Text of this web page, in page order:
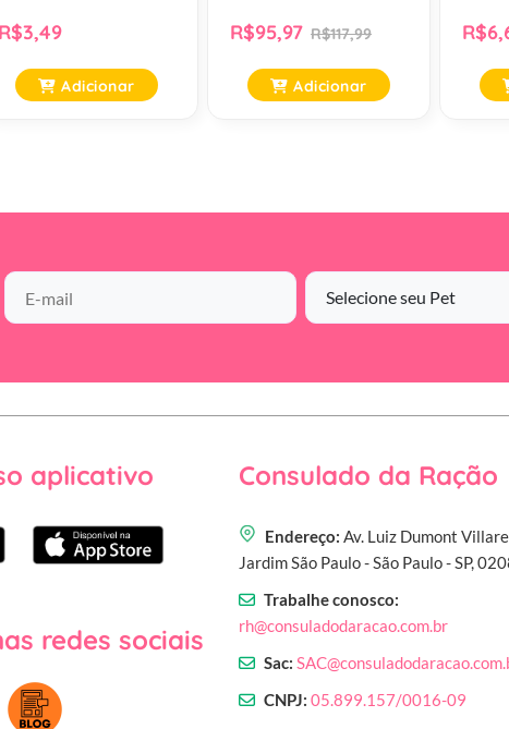
R$3,49
Adicionar
R$95,97 R$117,99
Adicionar
aplicativo
redes sociais
Consulado da Ração
Endereço: Av. Luiz Dumont
Jardim São Paulo - São Paulo - SP,
Trabalhe conosco:
rh@consuladodaracao.com.br
Sac:
CNPJ: 05.899.157/0016-09